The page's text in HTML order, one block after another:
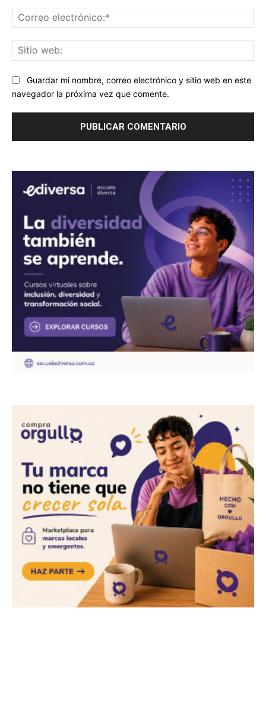
Guardar mi nombre, correo electrónico y sitio web en este
navegador la próxima vez que comente.